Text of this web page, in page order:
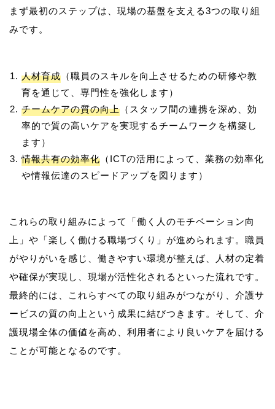
まず最初のステップは、現場の基盤を支える3つの取り組
人材育成 （職員のスキルを向上させるための研修や教
育を通じて、専門性を強化します）
チームケアの質の向上 （スタッフ間の連携を深め、効
率的で質の高いケアを実現するチームワークを構築し
ます）
情報共有の効率化 （ICTの活用によって、業務の効率化
や情報伝達のスピードアップを図ります）
これらの取り組みによって「働く人のモチベーション向
上」や「楽しく働ける職場づくり」が進められます。職員
がやりがいを感じ、働きやすい環境が整えば、人材の定着
や確保が実現し、現場が活性化されるといった流れです。
最終的には、これらすべての取り組みがつながり、介護サ
ービスの質の向上という成果に結びつきます。そして、介
護現場全体の価値を高め、利用者により良いケアを届ける